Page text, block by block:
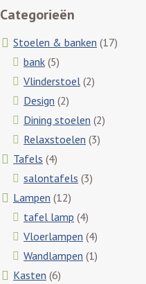
Categorieën
Stoelen & banken (17)
bank (5)
Vlinderstoel (2)
Design (2)
Dining stoelen (2)
Relaxstoelen (3)
Tafels (4)
salontafels (3)
Lampen (12)
tafel lamp (4)
Vloerlampen (4)
Wandlampen (1)
Kasten (6)